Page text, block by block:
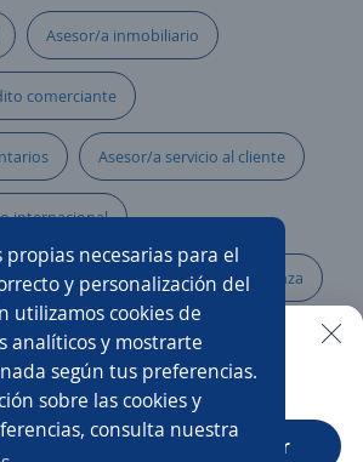
propias necesarias para el
y personalización del
utilizamos cookies de
analíticos y mostrarte
según tus preferencias.
sobre las cookies y
consulta nuestra
Asesor/a inmobiliario
comerciante
Asesor/a servicio al cliente
internacional
libranza Especialista en cobranza
Analista comercial
es más fácil en la app
Abrir